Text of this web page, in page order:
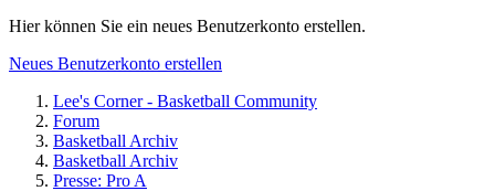
Hier können Sie ein neues Benutzerkonto erstellen.
Neues Benutzerkonto erstellen
Lee's Corner - Basketball Community
Forum
Basketball Archiv
Basketball Archiv
Presse: Pro A